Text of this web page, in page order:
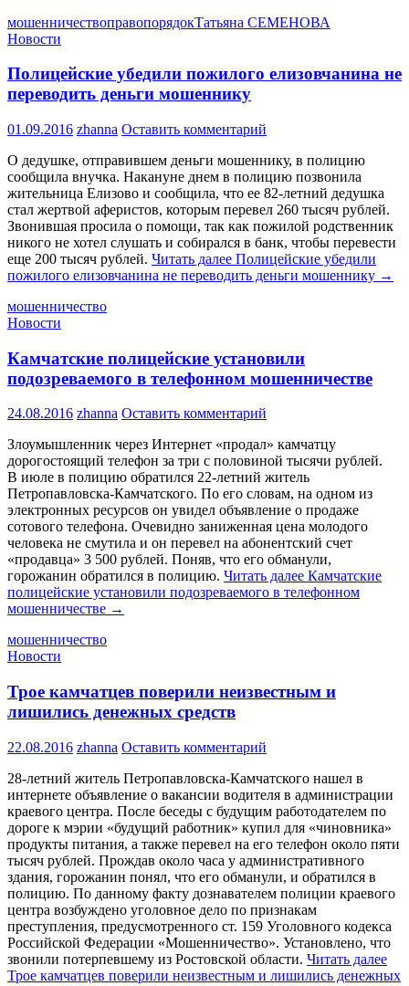
мошенничествоправопорядокТатьяна СЕМЕНОВА
Новости
Полицейские убедили пожилого елизовчанина не
переводить деньги мошеннику
01.09.2016 zhanna Оставить комментарий
О дедушке, отправившем деньги мошеннику, в полицию
сообщила внучка. Накануне днем в полицию позвонила
жительница Елизово и сообщила, что ее 82-летний дедушка
стал жертвой аферистов, которым перевел 260 тысяч рублей.
Звонившая просила о помощи, так как пожилой родственник
никого не хотел слушать и собирался в банк, чтобы перевести
еще 200 тысяч рублей. Читать далее Полицейские убедили
пожилого елизовчанина не переводить деньги мошеннику →
мошенничество
Новости
Камчатские полицейские установили
подозреваемого в телефонном мошенничестве
24.08.2016 zhanna Оставить комментарий
Злоумышленник через Интернет «продал» камчатцу
дорогостоящий телефон за три с половиной тысячи рублей.
В июле в полицию обратился 22-летний житель
Петропавловска-Камчатского. По его словам, на одном из
электронных ресурсов он увидел объявление о продаже
сотового телефона. Очевидно заниженная цена молодого
человека не смутила и он перевел на абонентский счет
«продавца» 3 500 рублей. Поняв, что его обманули,
горожанин обратился в полицию. Читать далее Камчатские
полицейские установили подозреваемого в телефонном
мошенничестве →
мошенничество
Новости
Трое камчатцев поверили неизвестным и
лишились денежных средств
22.08.2016 zhanna Оставить комментарий
28-летний житель Петропавловска-Камчатского нашел в
интернете объявление о вакансии водителя в администрации
краевого центра. После беседы с будущим работодателем по
дороге к мэрии «будущий работник» купил для «чиновника»
продукты питания, а также перевел на его телефон около пяти
тысяч рублей. Прождав около часа у административного
здания, горожанин понял, что его обманули, и обратился в
полицию. По данному факту дознавателем полиции краевого
центра возбуждено уголовное дело по признакам
преступления, предусмотренного ст. 159 Уголовного кодекса
Российской Федерации «Мошенничество». Установлено, что
звонили потерпевшему из Ростовской области. Читать далее
Трое камчатцев поверили неизвестным и лишились денежных